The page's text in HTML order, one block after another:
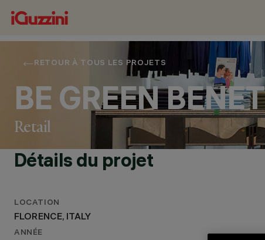
RETOUR À TOUS LES PROJETS
BE GREEN
Retail
EMPLACEMENT
FLORENCE, ITALY
ANNÉE
Détails du projet
LOCATION
FLORENCE, ITALY
ANNÉE